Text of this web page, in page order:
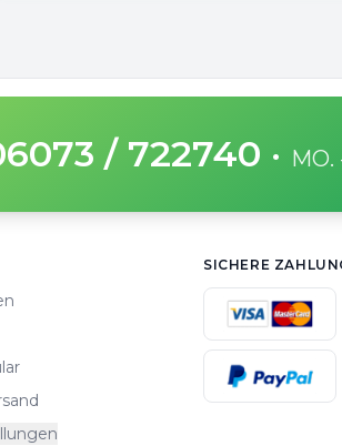
/ 722740 · MO.
SICHERE